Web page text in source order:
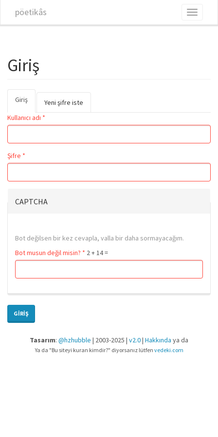
pöetikâs
Toggle
Giriş
Birincil sekmeler
Giriş
Yeni şifre iste
Kullanıcı adı *
Şifre *
CAPTCHA
Bot değilsen bir kez cevapla, valla bir daha sormayacağım.
Bot musun değil misin? * 2 + 14 =
GIRIŞ
Tasarım: @hzhubble | 2003-2025 | v2.0| Hakkında ya da
Ya da "Bu siteyi kuran kimdir?" diyorsanız lütfen vedeki.com